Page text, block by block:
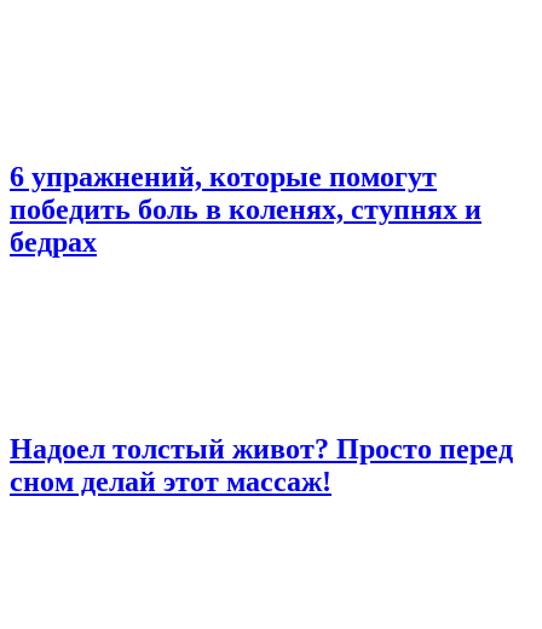
6 упражнений, которые помогут
победить боль в коленях, ступнях и
бедрах
Надоел толстый живот? Просто перед
сном делай этот массаж!